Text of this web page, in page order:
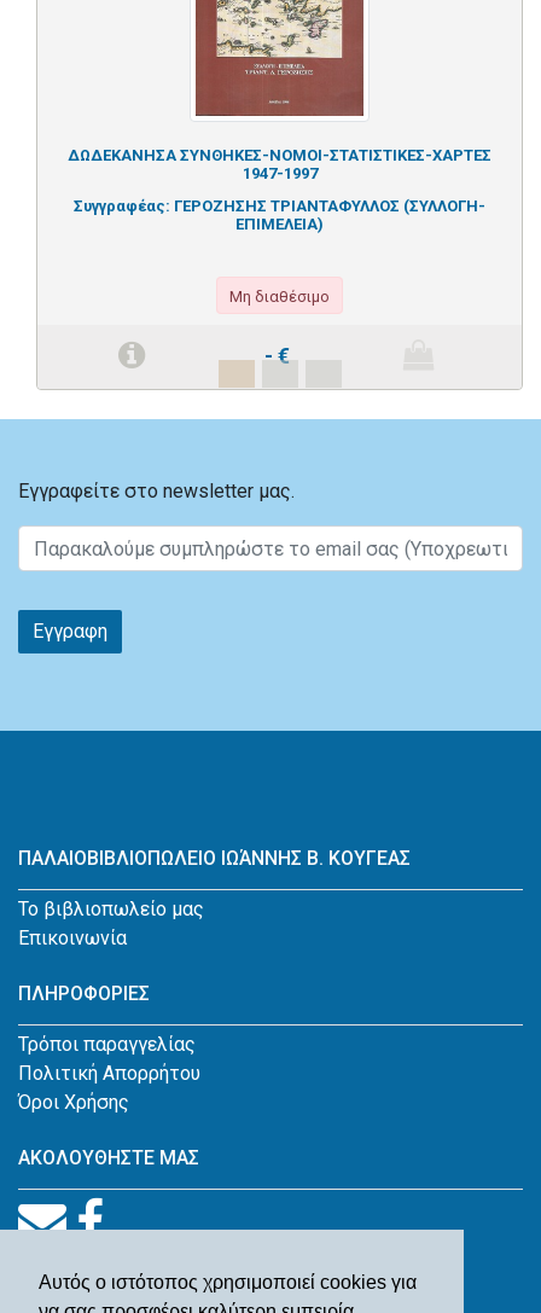
Αυτός ο ιστότοπος χρησιμοποιεί cookies για
ΔΩΔΕΚΑΝΗΣΑ ΣΥΝΘΗΚΕΣ-ΝΟΜΟΙ-ΣΤΑΤΙΣΤΙΚΕΣ-ΧΑΡΤΕΣ
1947-1997
Συγγραφέας: ΓΕΡΟΖΗΣΗΣ ΤΡΙΑΝΤΑΦΥΛΛΟΣ (ΣΥΛΛΟΓΗ-
ΕΠΙΜΕΛΕΙΑ)
Μη διαθέσιμο
- €
Εγγραφείτε στο newsletter μας.
Εγγραφη
ΠΑΛΑΙΟΒΙΒΛΙΟΠΩΛΕΙΟ ΙΩΆΝΝΗΣ Β. ΚΟΥΓΕΑΣ
Το βιβλιοπωλείο μας
Επικοινωνία
ΠΛΗΡΟΦΟΡΙΕΣ
Τρόποι παραγγελίας
Πολιτική Απορρήτου
Όροι Χρήσης
ΑΚΟΛΟΥΘΗΣΤΕ ΜΑΣ